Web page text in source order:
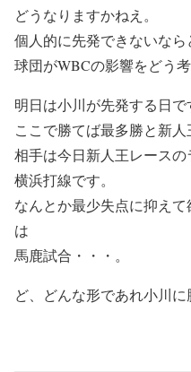
どうなりますかねえ。
個人的に先発できないなら
球団がWBCの影響をどう考
明日は小川が先発する日で
ここで勝てば最多勝と新
相手は今日新人王レース
横浜打線です。
なんとか最少失点に抑え
は
馬鹿試合・・・。
ど、どんな形であれ小川に